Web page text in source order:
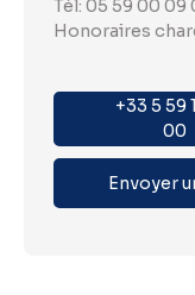
Tél: 05 59 00 09
Honoraires
+33 5 59
00
Envoyer